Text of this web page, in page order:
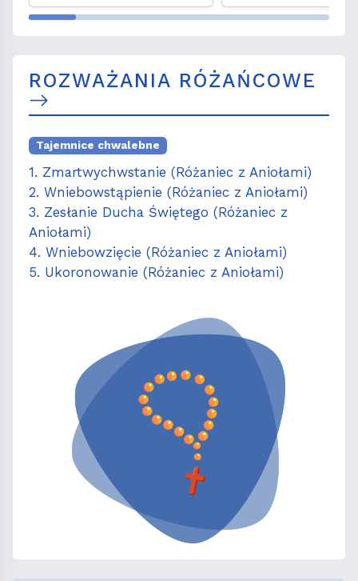
ROZWAŻANIA RÓŻAŃCOWE
Tajemnice chwalebne
1. Zmartwychwstanie (Różaniec z Aniołami)
2. Wniebowstąpienie (Różaniec z Aniołami)
3. Zesłanie Ducha Świętego (Różaniec z
Aniołami)
4. Wniebowzięcie (Różaniec z Aniołami)
5. Ukoronowanie (Różaniec z Aniołami)